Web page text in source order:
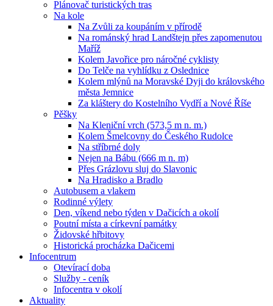
Plánovač turistických tras
Na kole
Na Zvůli za koupáním v přírodě
Na románský hrad Landštejn přes zapomenutou
Maříž
Kolem Javořice pro náročné cyklisty
Do Telče na vyhlídku z Oslednice
Kolem mlýnů na Moravské Dyji do královského
města Jemnice
Za kláštery do Kostelního Vydří a Nové Říše
Pěšky
Na Kleniční vrch (573,5 m n. m.)
Kolem Šmelcovny do Českého Rudolce
Na stříbrné doly
Nejen na Bábu (666 m n. m)
Přes Grázlovu sluj do Slavonic
Na Hradisko a Bradlo
Autobusem a vlakem
Rodinné výlety
Den, víkend nebo týden v Dačicích a okolí
Poutní místa a církevní památky
Židovské hřbitovy
Historická procházka Dačicemi
Infocentrum
Otevírací doba
Služby - ceník
Infocentra v okolí
Aktuality